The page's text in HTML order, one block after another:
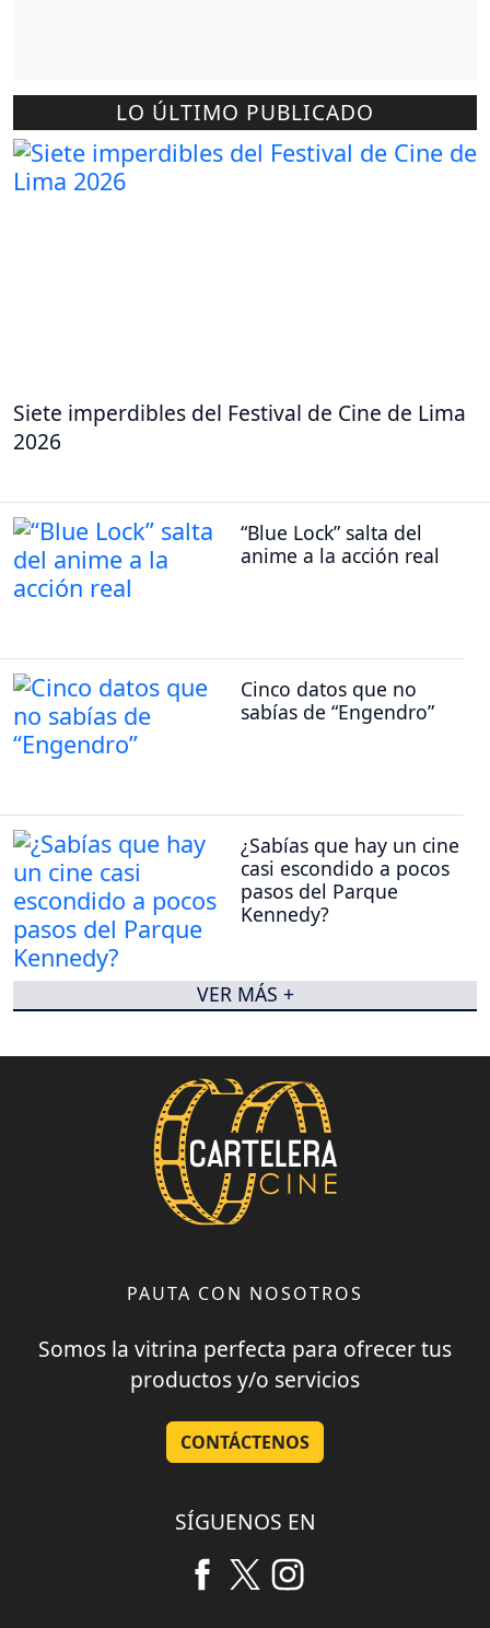
LO ÚLTIMO PUBLICADO
Siete imperdibles del Festival de Cine de Lima
2026
“Blue Lock” salta del
anime a la acción real
Cinco datos que no
sabías de “Engendro”
¿Sabías que hay un cine
casi escondido a pocos
pasos del Parque
Kennedy?
VER MÁS +
PAUTA CON NOSOTROS
Somos la vitrina perfecta para ofrecer tus
productos y/o servicios
CONTÁCTENOS
SÍGUENOS EN